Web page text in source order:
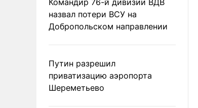
назвал потери ВСУ на
Добропольском направлении
Путин разрешил
приватизацию аэропорта
Шереметьево